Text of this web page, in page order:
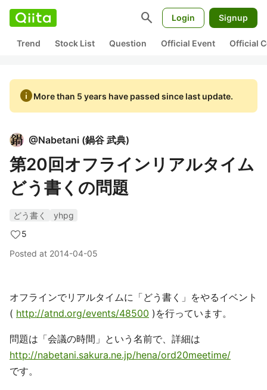
search Login Signup
Trend Stock List Question Official Event Official
infoMore than 5 years have passed since last update.
@Nabetani (鍋谷 武典)
第20回オフラインリアルタイム
どう書くの問題
どう書く
yhpg
5
Posted at 2014-04-05
オフラインでリアルタイムに「どう書く」をやるイベント
( http://atnd.org/events/48500 )を行っています。
問題は「会議の時間」という名前で、詳細は
http://nabetani.sakura.ne.jp/hena/ord20meetime/
です。